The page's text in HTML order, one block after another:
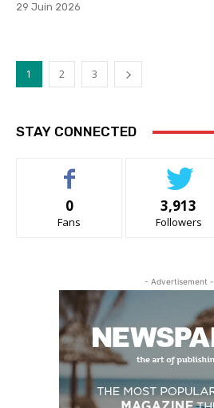
29 Juin 2026
1 2 3
STAY CONNECTED
0
Fans
3,913
Followers
- Advertisement -